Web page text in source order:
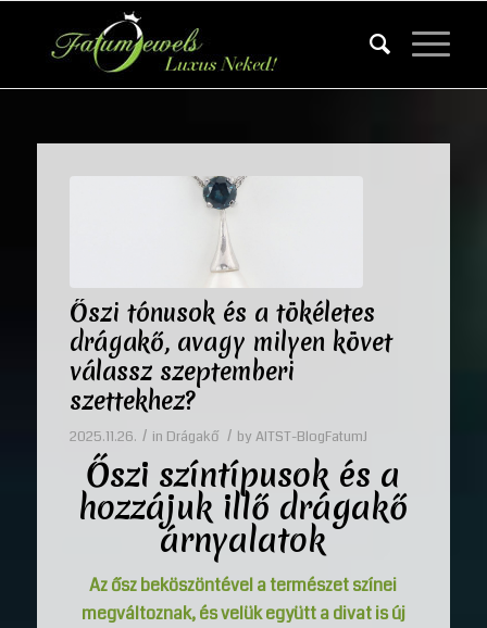
Őszi tónusok és a tökéletes
drágakő, avagy milyen követ
válassz szeptemberi
szettekhez?
2025.11.26. / in Drágakő / by AITST-BlogFatumJ
Őszi színtípusok és a
hozzájuk illő drágakő
árnyalatok
Az ősz beköszöntével a természet színei
megváltoznak, és velük együtt a divat is új